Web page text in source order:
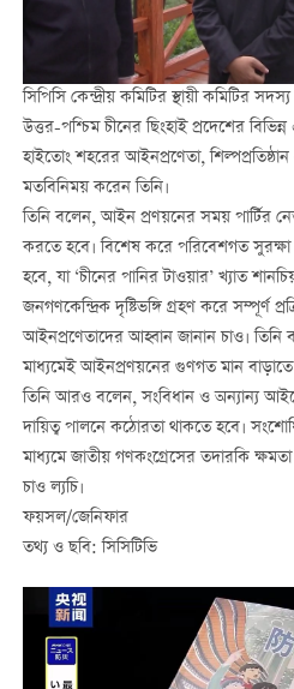
সিপিসি কেন্দ্রীয় কমিটির স্থায়ী কমিটির
উত্তর-পশ্চিম চীনের ছিংহাই প্রদেশের
হাইতোং শহরের আইনপ্রণেতা,
মতবিনিময় করেন তিনি।
তিনি বলেন, আইন প্রণয়নের সময় পার্টির
করতে হবে। বিশেষ করে পরিবেশগত
হবে, যা ‘চীনের পানির টাওয়ার’ খ্যাত
জনগণকেন্দ্রিক দৃষ্টিভঙ্গি গ্রহণ করে সম্পূর্ণ
আইনপ্রণেতাদের আহ্বান জানান চাও।
মাধ্যমেই আইনপ্রণয়নের গুণগত মান বাড়াতে
তিনি আরও বলেন, সংবিধান ও অন্যান্য
দায়িত্ব পালনে কঠোরতা থাকতে হবে।
মাধ্যমে জাতীয় গণকংগ্রেসের তদারকি
চাও ল্যচি।
ফয়সল/জেনিফার
তথ্য ও ছবি: সিসিটিভি